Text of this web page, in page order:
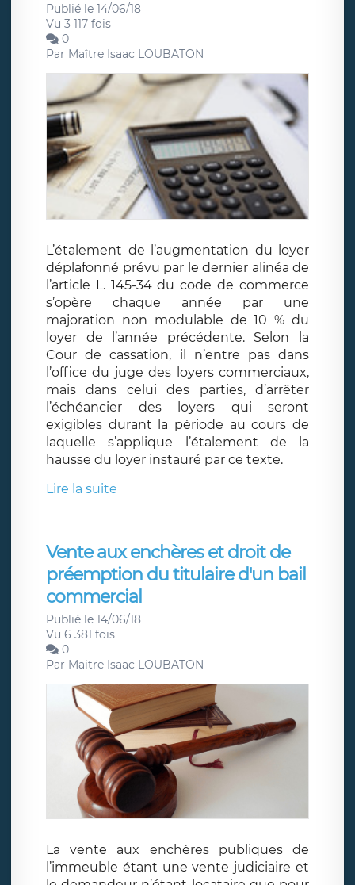
Publié le 14/06/18
Vu 3 117 fois
0
Par Maître Isaac LOUBATON
L’étalement de l’augmentation du loyer
déplafonné prévu par le dernier alinéa de
l’article L. 145-34 du code de commerce
s’opère chaque année par une
majoration non modulable de 10 % du
loyer de l’année précédente. Selon la
Cour de cassation, il n’entre pas dans
l’office du juge des loyers commerciaux,
mais dans celui des parties, d’arrêter
l’échéancier des loyers qui seront
exigibles durant la période au cours de
laquelle s’applique l’étalement de la
hausse du loyer instauré par ce texte.
Lire la suite
Vente aux enchères et droit de
préemption du titulaire d'un bail
commercial
Publié le 14/06/18
Vu 6 381 fois
0
Par Maître Isaac LOUBATON
La vente aux enchères publiques de
l’immeuble étant une vente judiciaire et